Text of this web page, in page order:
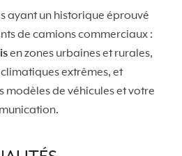
ayant un historique éprouvé
de camions commerciaux :
en zones urbaines et rurales,
extrêmes, et
de véhicules et votre